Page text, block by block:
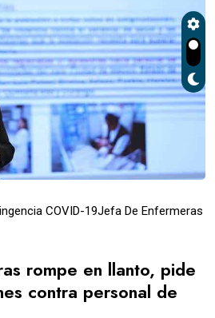
COVID-19Jefa De Enfermeras
rompe en llanto, pide
contra personal de